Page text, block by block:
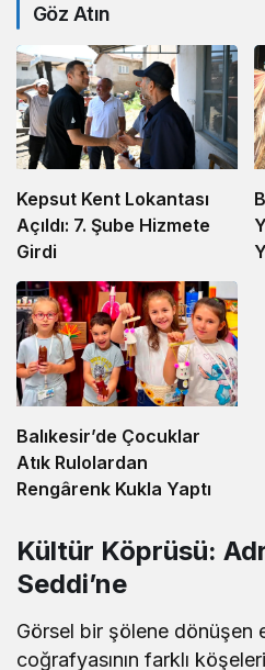
Göz Atın
Kepsut Kent Lokantası
Açıldı: 7. Şube Hizmete
Girdi
Balıkesir’de Çocuklar
Atık Rulolardan
Rengârenk Kukla Yaptı
Kültür Köprüsü:
Seddi’ne
Görsel bir şölene dönüşen
coğrafyasının farklı